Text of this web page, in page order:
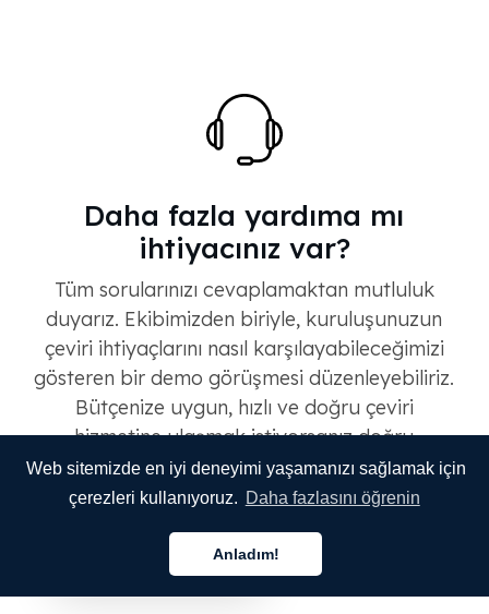
Web sitemizde en iyi deneyimi yaşamanızı sağlamak için
çerezleri kullanıyoruz. Daha fazlasını öğrenin
Anladım!
Daha fazla yardıma mı
ihtiyacınız var?
Tüm sorularınızı cevaplamaktan mutluluk
duyarız. Ekibimizden biriyle, kuruluşunuzun
çeviri ihtiyaçlarını nasıl karşılayabileceğimizi
gösteren bir demo görüşmesi düzenleyebiliriz.
Bütçenize uygun, hızlı ve doğru çeviri
hizmetine ulaşmak istiyorsanız doğru
yerdesiniz. Tek yapmanız gereken bize
ulaşmak.
BİZİMLE KONUŞUN
Türkçe